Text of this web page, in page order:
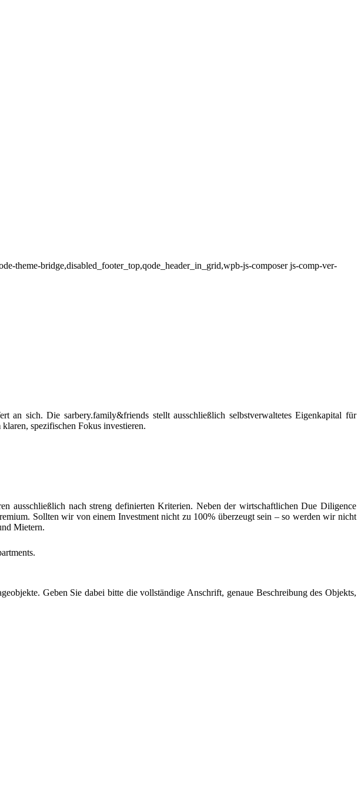
theme-bridge,disabled_footer_top,qode_header_in_grid,wpb-js-composer js-comp-ver-
an sich. Die sarbery.family&friends stellt ausschließlich selbstverwaltetes Eigenkapital für
spezifischen Fokus investieren.
ausschließlich nach streng definierten Kriterien. Neben der wirtschaftlichen Due Diligence
Sollten wir von einem Investment nicht zu 100% überzeugt sein – so werden wir nicht
Mietern.
Geben Sie dabei bitte die vollständige Anschrift, genaue Beschreibung des Objekts,